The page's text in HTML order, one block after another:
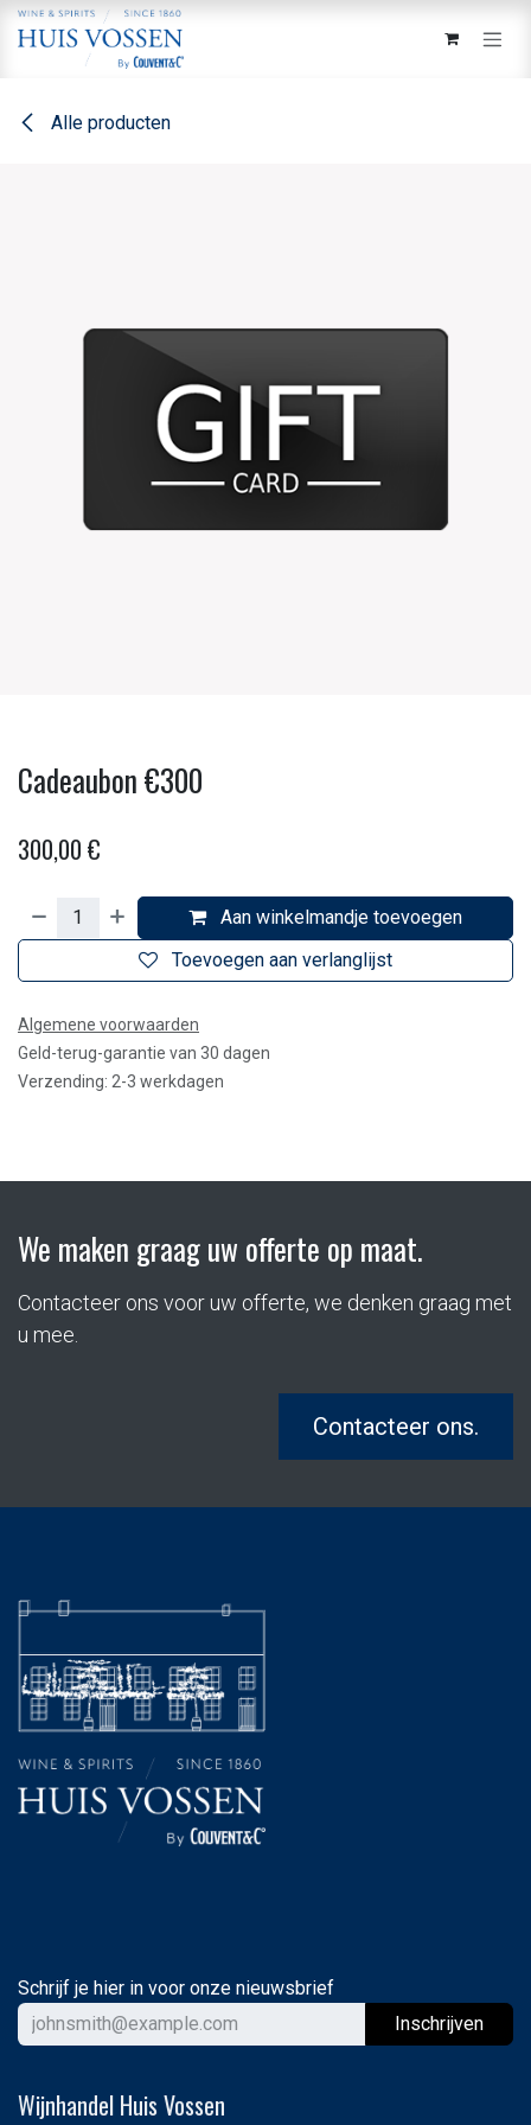
Overslaan naar inhoud
Alle producten
Cadeaubon €300
300,00 €
Aan winkelmandje toevoegen
Toevoegen aan verlanglijst
Algemene voorwaarden
Geld-terug-garantie van 30 dagen
Verzending: 2-3 werkdagen
We maken graag uw offerte op maat.
Contacteer ons voor uw offerte, we denken graag met
u mee.
Contacteer ons.
Schrijf je hier in voor onze nieuwsbrief
Inschrijven
Wijnhandel Huis Vossen